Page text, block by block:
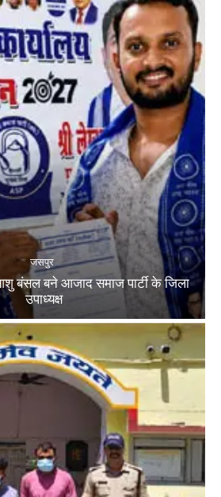
जसपुर
बंसल बने आजाद समाज पार्टी के जिला
उपाध्यक्ष